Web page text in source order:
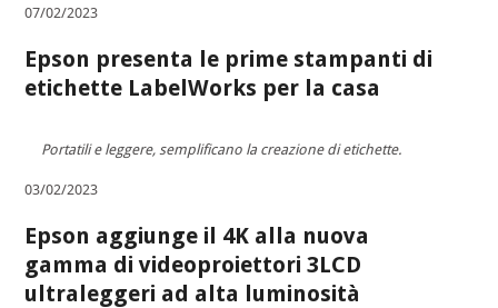
07/02/2023
Epson presenta le prime stampanti di
etichette LabelWorks per la casa
Portatili e leggere, semplificano la creazione di etichette.
03/02/2023
Epson aggiunge il 4K alla nuova
gamma di videoproiettori 3LCD
ultraleggeri ad alta luminosità